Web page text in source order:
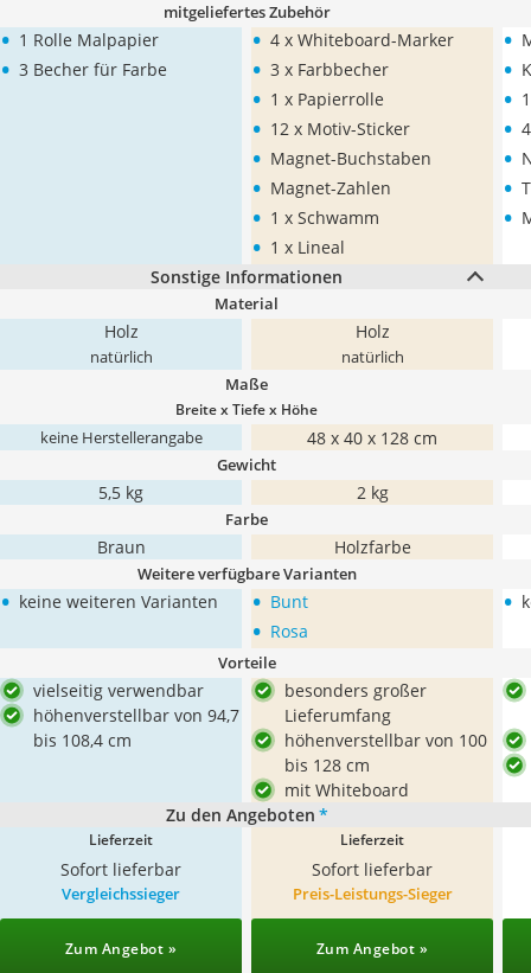
mitgeliefertes Zubehör
• 1 Rolle Malpapier
• 3 Becher für Farbe
• 4 x Whiteboard-Marker
• 3 x Farbbecher
• 1 x Papierrolle
• 12 x Motiv-Sticker
• Magnet-Buchstaben
• Magnet-Zahlen
• 1 x Schwamm
• 1 x Lineal
•
•
•
•
•
•
•
Sonstige Informationen
Material
Holz
natürlich
Holz
natürlich
Maße
Breite x Tiefe x Höhe
keine Herstellerangabe 48 x 40 x 128 cm
Gewicht
5,5 kg 2 kg
Farbe
Braun Holzfarbe
Weitere verfügbare Varianten
• keine weiteren Varianten • Bunt
• Rosa
•
Vorteile
vielseitig verwendbar
höhenverstellbar von 94,7
bis 108,4 cm
besonders großer
Lieferumfang
höhenverstellbar von 100
bis 128 cm
mit Whiteboard
Zu den Angeboten *
Lieferzeit
Sofort lieferbar
Lieferzeit
Sofort lieferbar
Vergleichssieger
Zum Angebot »
Preis-Leistungs-Sieger
Zum Angebot »